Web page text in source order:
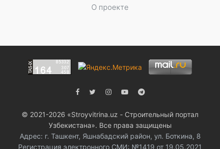
О проекте
© 2021-2026 «Stroyvitrina.uz - Строительный портал
Узбекистана». Все права защищены
Адрес: г. Ташкент, Яшнабадский район, ул. Боткина, 8
Регистрация электронного СМИ: №1419 от 19.05.2021